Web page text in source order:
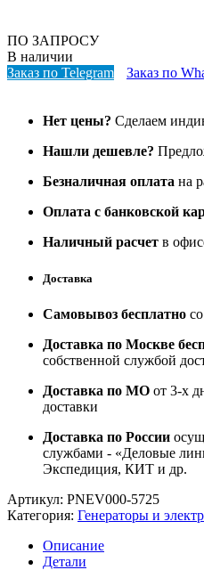
ПО ЗАПРОСУ
В наличии
Заказ по Telegram
Заказ по
Нет цены? Сделаем
Нашли дешевле?
Безналичная оплата на
Оплата с банковской
Наличный расчет в
Доставка
Самовывоз бесплатно
Доставка по Москве
собственной службой
Доставка по МО от 3-х
доставки
Доставка по России
службами - «Деловые
Экспедиция, КИТ и др.
Артикул: PNEV000-5725
Категория: Генераторы и
Описание
Детали